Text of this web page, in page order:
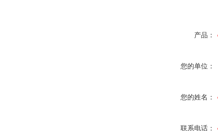
产品：
您的单位：
您的姓名：
联系电话：